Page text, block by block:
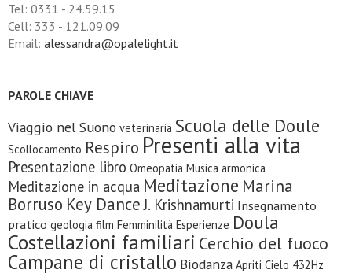
Tel: 0331 - 24.59.15
Cell: 333 - 121.09.09
Email: alessandra@opalelight.it
PAROLE CHIAVE
Viaggio nel Suono veterinaria Scuola delle Doule
Scollocamento Respiro Presenti alla vita
Presentazione libro Omeopatia Musica armonica
Meditazione in acqua Meditazione Marina
Borruso Key Dance J. Krishnamurti Insegnamento
pratico geologia film Femminilità Esperienze Doula
Costellazioni familiari Cerchio del fuoco
Campane di cristallo Biodanza Apriti Cielo 432Hz